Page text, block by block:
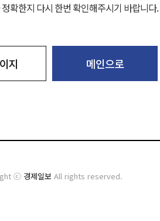
확한지 다시 한번 확인해주시기 바랍니다.
지 메인으로
ⓒ 경제일보 All rights reserved.